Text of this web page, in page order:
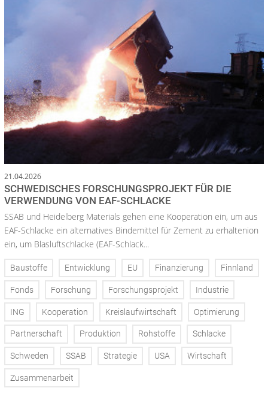
21.04.2026
SCHWEDISCHES FORSCHUNGSPROJEKT FÜR DIE
VERWENDUNG VON EAF-SCHLACKE
SSAB und Heidelberg Materials gehen eine Kooperation ein, um aus
EAF-Schlacke ein alternatives Bindemittel für Zement zu erhaltenion
ein, um Blasluftschlacke (EAF-Schlack...
Baustoffe Entwicklung EU Finanzierung Finnland
Fonds Forschung Forschungsprojekt Industrie
ING Kooperation Kreislaufwirtschaft Optimierung
Partnerschaft Produktion Rohstoffe Schlacke
Schweden SSAB Strategie USA Wirtschaft
Zusammenarbeit